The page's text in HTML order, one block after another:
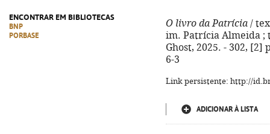
ENCONTRAR EM BIBLIOTECAS
BNP
PORBASE
O livro da Patrícia /
im. Patrícia Almeida ;
Ghost, 2025. - 302, [2]
6-3
Link persistente: http://
ADICIONAR À LISTA